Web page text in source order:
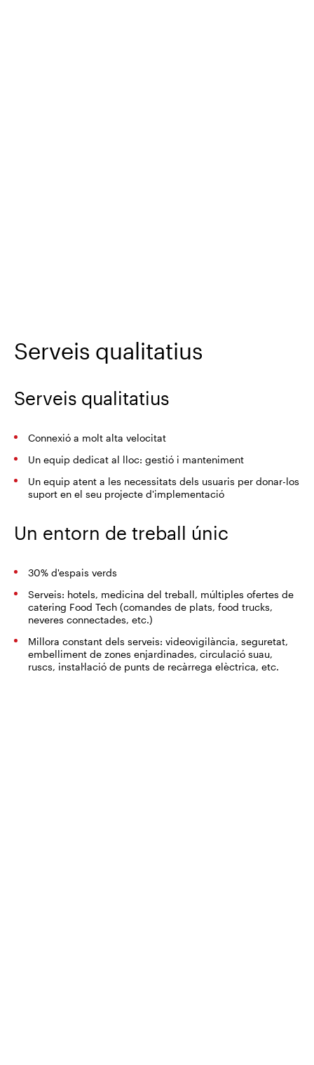
Serveis qualitatius
Serveis qualitatius
Connexió a molt alta velocitat
Un equip dedicat al lloc: gestió i manteniment
Un equip atent a les necessitats dels usuaris per donar-los
suport en el seu projecte d'implementació
Un entorn de treball únic
30% d'espais verds
Serveis: hotels, medicina del treball, múltiples ofertes de
catering Food Tech (comandes de plats, food trucks,
neveres connectades, etc.)
Millora constant dels serveis: videovigilància, seguretat,
embelliment de zones enjardinades, circulació suau,
ruscs, instal·lació de punts de recàrrega elèctrica, etc.